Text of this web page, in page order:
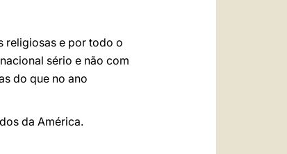
religiosas e por todo o
sério e não com
do que no ano
da América.